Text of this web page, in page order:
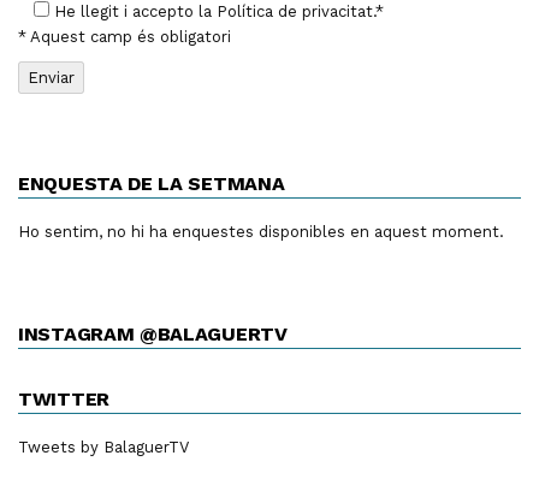
He llegit i accepto la Política de privacitat.*
* Aquest camp és obligatori
ENQUESTA DE LA SETMANA
Ho sentim, no hi ha enquestes disponibles en aquest moment.
INSTAGRAM @BALAGUERTV
TWITTER
Tweets by BalaguerTV